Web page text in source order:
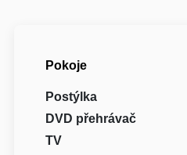
Pokoje
Postýlka
DVD přehrávač
TV